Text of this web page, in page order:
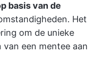
basis van de
Het
om de unieke
een mentee aan